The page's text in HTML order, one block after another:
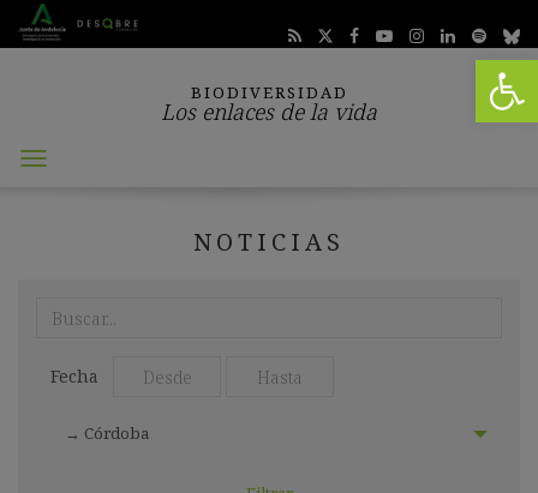
Abrir
BIODIVERSIDAD
Los enlaces de la vida
Abrir
NOTICIAS
Realiza
aquí
búsqueda:
Fecha
Seleccionar
fecha
Seleccionar
fecha
Seleccionar
localización:
→ Córdoba